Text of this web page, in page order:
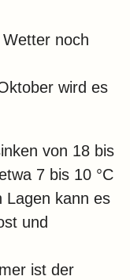
noch
wird es
von 18 bis
7 bis 10 °C
Lagen kann es
und
ist der